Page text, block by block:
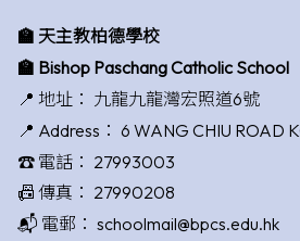
🏫 天主教柏德學校
🏫 Bishop Paschang Catholic School
📍 地址： 九龍九龍灣宏照道6號
📍 Address： 6 WANG CHIU ROAD
☎️ 電話： 27993003
📠 傳真： 27990208
📬 電郵： schoolmail@bpcs.edu.hk